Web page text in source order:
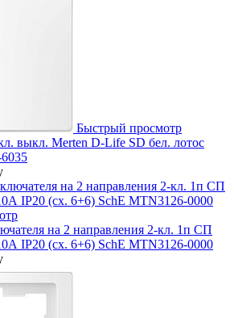
Быстрый просмотр
выкл. Merten D-Life SD бел. лотос
на 2 направления 2-кл. 1п СП
IP20 (сх. 6+6) SchE MTN3126-0000